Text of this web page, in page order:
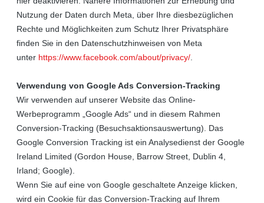
Nutzung der Daten durch Meta, über Ihre diesbezüglichen
Rechte und Möglichkeiten zum Schutz Ihrer Privatsphäre
finden Sie in den Datenschutzhinweisen von Meta
unter https://www.facebook.com/about/privacy/
Verwendung von Google Ads Conversion-Tracking
Wir verwenden auf unserer Website das Online-
Werbeprogramm „Google Ads“ und in diesem Rahmen
Conversion-Tracking (Besuchsaktionsauswertung). Das
Google Conversion Tracking ist ein Analysedienst der Google
Ireland Limited (Gordon House, Barrow Street, Dublin 4,
Irland; Google).
Wenn Sie auf eine von Google geschaltete Anzeige klicken,
wird ein Cookie für das Conversion-Tracking auf Ihrem